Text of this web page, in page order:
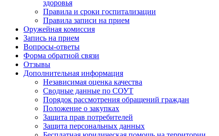
здоровья
Правила и сроки госпитализации
Правила записи на прием
Оружейная комиссия
Запись на прием
Вопросы-ответы
Форма обратной связи
Отзывы
Дополнительная информация
Независимая оценка качества
Сводные данные по СОУТ
Порядок рассмотрения обращений граждан
Положение о закупках
Защита прав потребителей
Защита персональных данных